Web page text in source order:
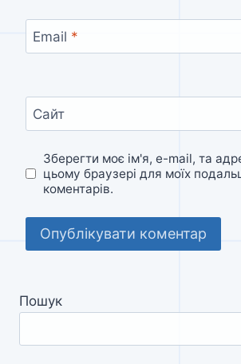
Email *
Сайт
Зберегти моє ім'я, e-mail, та
цьому браузері для моїх
коментарів.
Пошук